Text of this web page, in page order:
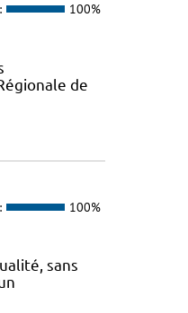
100%
de
100%
sans